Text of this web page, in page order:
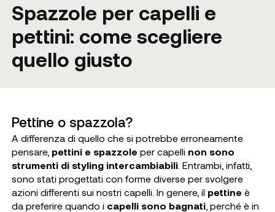
Spazzole per capelli e
pettini: come scegliere
quello giusto
Pettine o spazzola?
A differenza di quello che si potrebbe erroneamente
pensare, pettini e spazzole per capelli non sono
strumenti di styling intercambiabili. Entrambi, infatti,
sono stati progettati con forme diverse per svolgere
azioni differenti sui nostri capelli. In genere, il pettine è
da preferire quando i capelli sono bagnati, perché è in